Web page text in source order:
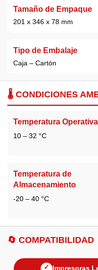
Tamaño de Empaque
201 x 346 x 78 mm
Tipo de Embalaje
Caja – Cartón
🌡️ CONDICIONES
Temperatura Operativa
10 – 32 °C
Temperatura de
Almacenamiento
-20 – 40 °C
🔄 COMPATIBILIDAD
✓ Impresoras